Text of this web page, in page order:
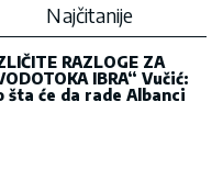
Najčitanije
RAZLOGE ZA
IBRA“ Vučić:
šta će da rade Albanci